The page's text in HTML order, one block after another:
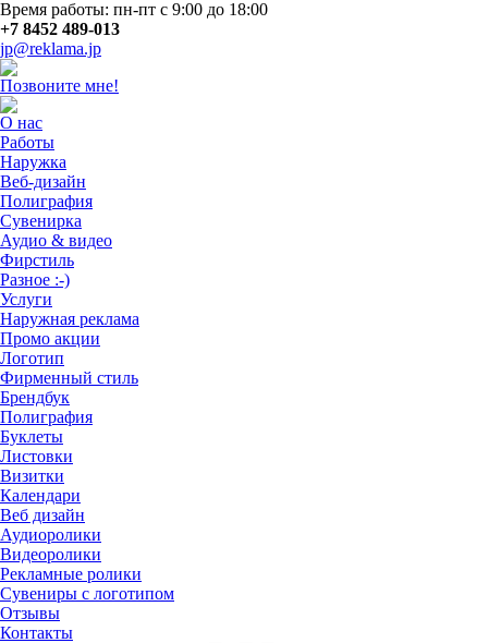
Время работы: пн-пт с 9:00 до 18:00
+7 8452 489-013
jp@reklama.jp
Позвоните мне!
О нас
Работы
Наружка
Веб-дизайн
Полиграфия
Сувенирка
Аудио & видео
Фирстиль
Разное :-)
Услуги
Наружная реклама
Промо акции
Логотип
Фирменный стиль
Брендбук
Полиграфия
Буклеты
Листовки
Визитки
Календари
Веб дизайн
Аудиоролики
Видеоролики
Рекламные ролики
Сувениры с логотипом
Отзывы
Контакты